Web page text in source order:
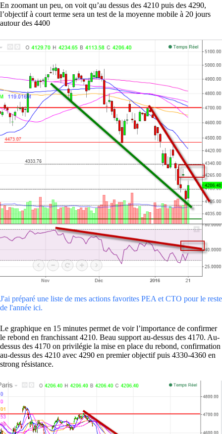
En zoomant un peu, on voit qu’au dessus des 4210 puis des 4290,
l’objectif à court terme sera un test de la moyenne mobile à 20 jours
autour des 4400
J'ai préparé une liste de mes actions favorites PEA et CTO pour le reste
de l'année ici.
Le graphique en 15 minutes permet de voir l’importance de confirmer
le rebond en franchissant 4210. Beau support au-dessus des 4170. Au-
dessus des 4170 on privilégie la mise en place du rebond, confirmation
au-dessus des 4210 avec 4290 en premier objectif puis 4330-4360 en
strong résistance.